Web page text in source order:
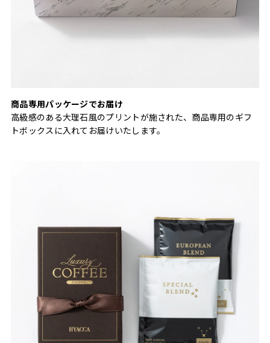
商品専用パッケージでお届け
高級感のある大理石風のプリントが施された、商品専用のギフ
トボックスに入れてお届けいたします。